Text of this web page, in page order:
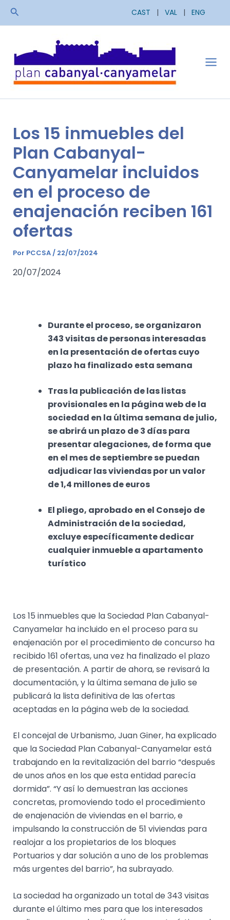
Buscar CAST | VAL | ENG
Los 15 inmuebles del
Plan Cabanyal-
Canyamelar incluidos
en el proceso de
enajenación reciben 161
ofertas
Por PCCSA/ 22/07/2024
20/07/2024
Durante el proceso, se organizaron
343 visitas de personas interesadas
en la presentación de ofertas cuyo
plazo ha finalizado esta semana
Tras la publicación de las listas
provisionales en la página web de la
sociedad en la última semana de julio,
se abrirá un plazo de 3 días para
presentar alegaciones, de forma que
en el mes de septiembre se puedan
adjudicar las viviendas por un valor
de 1,4 millones de euros
El pliego, aprobado en el Consejo de
Administración de la sociedad,
excluye específicamente dedicar
cualquier inmueble a apartamento
turístico
Los 15 inmuebles que la Sociedad Plan Cabanyal-
Canyamelar ha incluido en el proceso para su
enajenación por el procedimiento de concurso ha
recibido 161 ofertas, una vez ha finalizado el plazo
de presentación. A partir de ahora, se revisará la
documentación, y la última semana de julio se
publicará la lista definitiva de las ofertas
aceptadas en la página web de la sociedad.
El concejal de Urbanismo, Juan Giner, ha explicado
que la Sociedad Plan Cabanyal-Canyamelar está
trabajando en la revitalización del barrio “después
de unos años en los que esta entidad parecía
dormida”. “Y así lo demuestran las acciones
concretas, promoviendo todo el procedimiento
de enajenación de viviendas en el barrio, e
impulsando la construcción de 51 viviendas para
realojar a los propietarios de los bloques
Portuarios y dar solución a uno de los problemas
más urgentes del barrio”, ha subrayado.
La sociedad ha organizado un total de 343 visitas
durante el último mes para que los interesados